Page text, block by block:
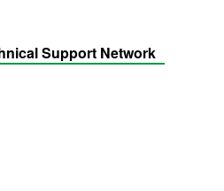
Support Network